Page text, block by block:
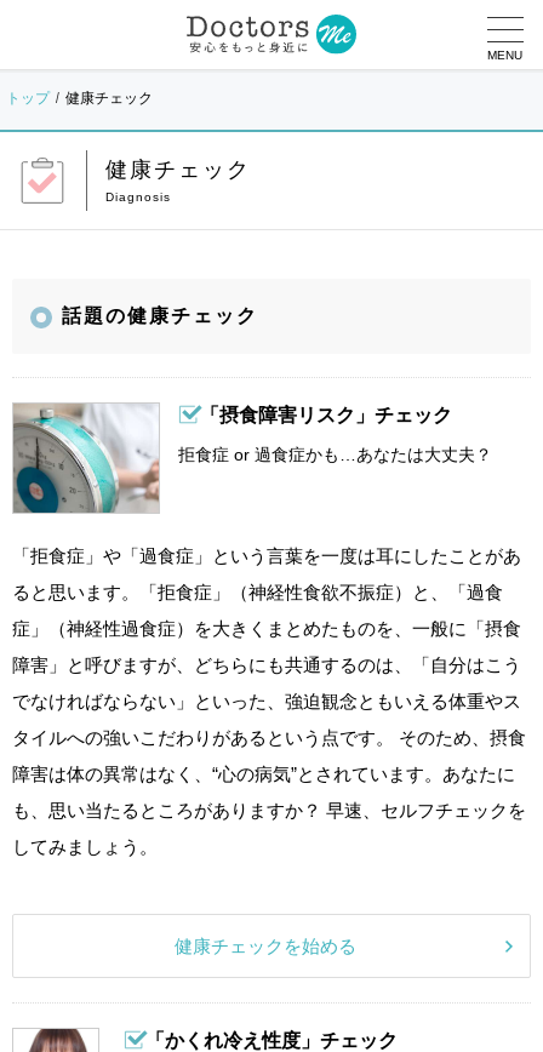
MENU
トップ 健康チェック
健康チェック
話題の健康チェック
「摂食障害リスク」チェック
拒食症 or 過食症かも…あなたは大丈夫？
「拒食症」や「過食症」という言葉を一度は耳にしたことがあ
ると思います。「拒食症」（神経性食欲不振症）と、「過食
症」（神経性過食症）を大きくまとめたものを、一般に「摂食
障害」と呼びますが、どちらにも共通するのは、「自分はこう
でなければならない」といった、強迫観念ともいえる体重やス
タイルへの強いこだわりがあるという点です。 そのため、摂食
障害は体の異常はなく、“心の病気”とされています。あなたに
も、思い当たるところがありますか？ 早速、セルフチェックを
してみましょう。
健康チェックを始める
「かくれ冷え性度」チェック